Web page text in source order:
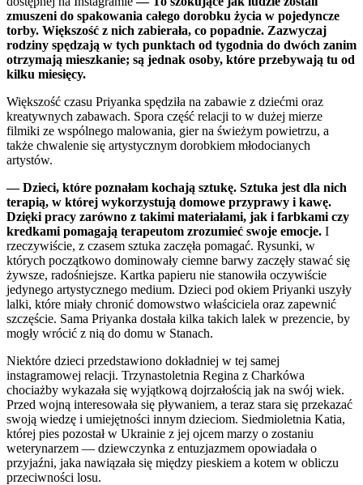
zmuszeni do spakowania całego dorobku życia w pojedyncze
torby. Większość z nich zabierała, co popadnie. Zazwyczaj
rodziny spędzają w tych punktach od tygodnia do dwóch zanim
otrzymają mieszkanie; są jednak osoby, które przebywają tu od
kilku miesięcy.
Większość czasu Priyanka spędziła na zabawie z dziećmi oraz
kreatywnych zabawach. Spora część relacji to w dużej mierze
filmiki ze wspólnego malowania, gier na świeżym powietrzu, a
także chwalenie się artystycznym dorobkiem młodocianych
artystów.
— Dzieci, które poznałam kochają sztukę. Sztuka jest dla nich
terapią, w której wykorzystują domowe przyprawy i kawę.
Dzięki pracy zarówno z takimi materiałami, jak i farbkami czy
kredkami pomagają terapeutom zrozumieć swoje emocje. I
rzeczywiście, z czasem sztuka zaczęła pomagać. Rysunki, w
których początkowo dominowały ciemne barwy zaczęły stawać się
żywsze, radośniejsze. Kartka papieru nie stanowiła oczywiście
jedynego artystycznego medium. Dzieci pod okiem Priyanki uszyły
lalki, które miały chronić domowstwo właściciela oraz zapewnić
szczęście. Sama Priyanka dostała kilka takich lalek w prezencie, by
mogły wrócić z nią do domu w Stanach.
Niektóre dzieci przedstawiono dokładniej w tej samej
instagramowej relacji. Trzynastoletnia Regina z Charkówa
chociażby wykazała się wyjątkową dojrzałością jak na swój wiek.
Przed wojną interesowała się pływaniem, a teraz stara się przekazać
swoją wiedzę i umiejętności innym dzieciom. Siedmioletnia Katia,
której pies pozostał w Ukrainie z jej ojcem marzy o zostaniu
weterynarzem — dziewczynka z entuzjazmem opowiadała o
przyjaźni, jaka nawiązała się między pieskiem a kotem w obliczu
przeciwności losu.